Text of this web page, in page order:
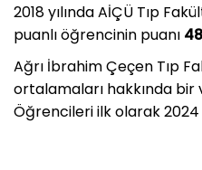
2018 yılında AİÇÜ Tıp
puanlı öğrencinin puanı
Ağrı İbrahim Çeçen Tıp
ortalamaları hakkında
Öğrencileri ilk olarak 2024